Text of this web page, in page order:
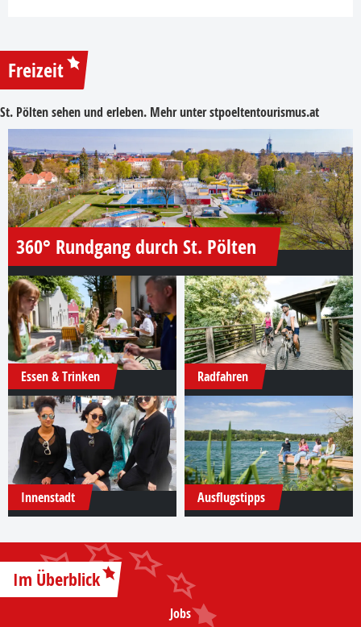
Freizeit
St. Pölten sehen und erleben. Mehr unterstpoeltentourismus.at
360° Rundgang durch St. Pölten
Essen & Trinken Radfahren
Innenstadt Ausflugstipps
Im Überblick
Jobs